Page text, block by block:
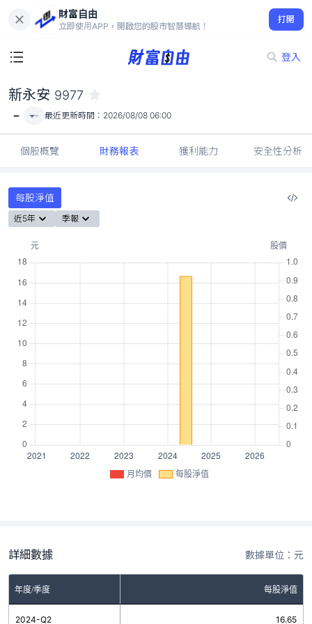
財富自由
立即使用APP，開啟您的股市智慧導航！
打開
登入
-
新永安 9977
- - 最近更新時間： 2026/08/08 06:00
個股概覽 財務報表 獲利能力 安全性分析
每股淨值
近5年 季報
月均價 每股淨值
詳細數據 數據單位：元
年度/季度 每股淨值
2024-Q2 16.65